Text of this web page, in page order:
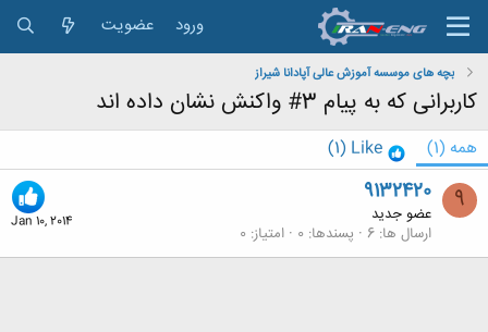
ورود عضویت
بچه های موسسه آموزش عالی آپادانا شیراز
کاربرانی که به پیام 3# واکنش نشان داده اند
همه (1)
Like
(1)
9
Jan 10, 2014
9132420
عضو جدید
ارسال ها 6 پسندها 0 امتیاز 0